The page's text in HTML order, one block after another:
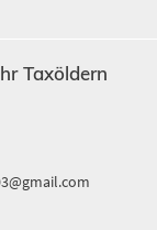
Taxöldern